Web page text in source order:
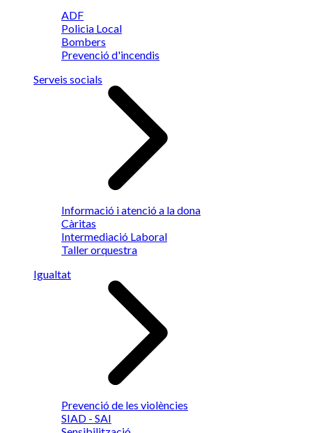
ADF
Policia Local
Bombers
Prevenció d'incendis
Serveis socials
Informació i atenció a la dona
Càritas
Intermediació Laboral
Taller orquestra
Igualtat
Prevenció de les violències
SIAD - SAI